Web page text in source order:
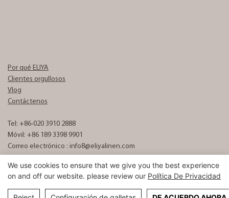
Por qué ELIYA
Clientes orgullosos
Vlog
Contáctenos
Tel: +86-020 3910 2888
Móvil: +86 189 3398 9901
Correo electrónico : info8@eliyalinen.com
15074832号
We use cookies to ensure that we give you the best experience
on and off our website. please review our Política De Privacidad